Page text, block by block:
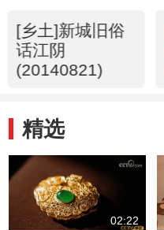
[乡土]新城旧俗
话江阴
(20140821)
精选
02:22